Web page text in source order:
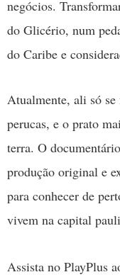
negócios.
do Glicério, num
do Caribe e
Atualmente, ali só se
perucas, e o prato
terra. O documentário
produção original e
para conhecer de
vivem na capital
Assista no PlayPlus